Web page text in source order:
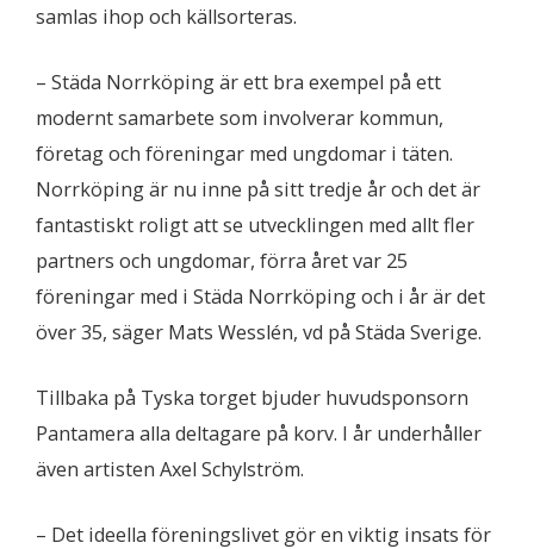
samlas ihop och källsorteras.
– Städa Norrköping är ett bra exempel på ett
modernt samarbete som involverar kommun,
företag och föreningar med ungdomar i täten.
Norrköping är nu inne på sitt tredje år och det är
fantastiskt roligt att se utvecklingen med allt fler
partners och ungdomar, förra året var 25
föreningar med i Städa Norrköping och i år är det
över 35, säger Mats Wesslén, vd på Städa Sverige.
Tillbaka på Tyska torget bjuder huvudsponsorn
Pantamera alla deltagare på korv. I år underhåller
även artisten Axel Schylström.
– Det ideella föreningslivet gör en viktig insats för